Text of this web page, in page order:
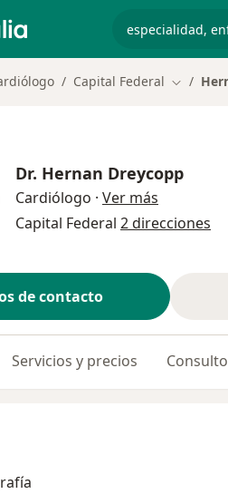
Capital Federal Cambiar
Dr. Hernan Dreycopp
Cardiólogo · Ver más
Capital Federal 2 direcciones
de contacto
Servicios y precios